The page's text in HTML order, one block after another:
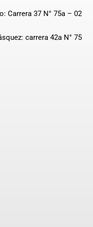
Carrera 37 N° 75a – 02
carrera 42a N° 75